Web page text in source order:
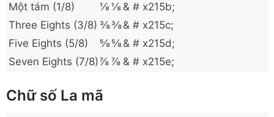
Một tám (1/8)
⅛⅛ & # x215b;
Three Eights (3/8) ⅜⅜& # x215c;
Five Eights (5/8)
⅝⅝& # x215d;
Seven Eights (7/8)⅞ ⅞ & # x215e;
Chữ số La mã